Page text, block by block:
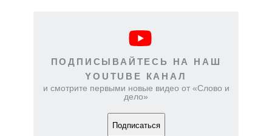
ПОДПИСЫВАЙТЕСЬ НА НАШ
YOUTUBE КАНАЛ
и смотрите первыми новые видео от «Слово и
дело»
Подписаться